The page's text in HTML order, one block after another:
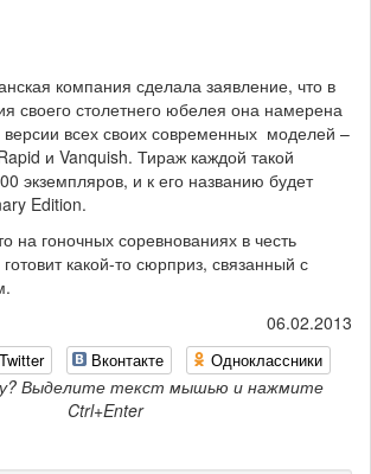
компания сделала заявление, что в
своего столетнего юбелея она намерена
версии всех своих современных моделей –
и Vanquish. Тираж каждой такой
экземпляров, и к его названию будет
Edition.
на гоночных соревнованиях в честь
какой-то сюрприз, связанный с
06.02.2013
Twitter Вконтакте Одноклассники
Выделите текст мышью и нажмите
Ctrl+Enter